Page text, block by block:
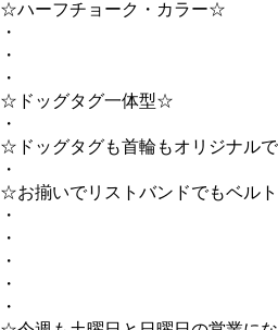
☆ハーフチョーク・カラー☆
・
・
・
☆ドッグタグ一体型☆
・
☆ドッグタグも首輪もオリジナル
・
☆お揃いでリストバンドでもベル
・
・
・
・
・